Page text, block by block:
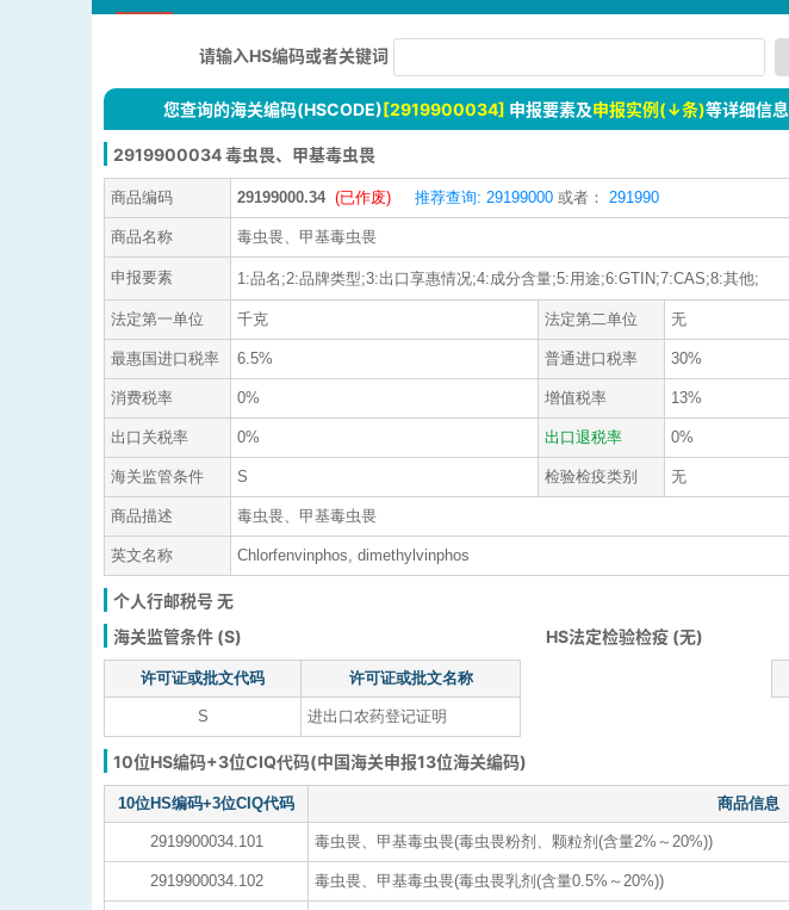
请输入HS编码或者关键词
您查询的海关编码(HSCODE)[2919900034] 申报要素及申报实例(↓条)等详细信息
2919900034 毒虫畏、甲基毒虫畏
商品编码 29199000.34 (已作废) 推荐查询: 29199000 或者： 291990
商品名称 毒虫畏、甲基毒虫畏
申报要素 1:品名;2:品牌类型;3:出口享惠情况;4:成分含量;5:用途;6:GTIN;7:CAS;8:其他;
法定第一单位 千克 法定第二单位 无
最惠国进口税率 6.5% 普通进口税率 30%
消费税率 0% 增值税率 13%
出口关税率 0% 出口退税率 0%
海关监管条件 S 检验检疫类别 无
商品描述 毒虫畏、甲基毒虫畏
英文名称 Chlorfenvinphos, dimethylvinphos
个人行邮税号 无
海关监管条件 (S)
HS法定检验检疫 (无)
许可证或批文代码 许可证或批文名称
S 进出口农药登记证明
10位HS编码+3位CIQ代码(中国海关申报13位海关编码)
10位HS编码+3位CIQ代码 商品信息
2919900034.101 毒虫畏、甲基毒虫畏(毒虫畏粉剂、颗粒剂(含量2%～20%))
2919900034.102 毒虫畏、甲基毒虫畏(毒虫畏乳剂(含量0.5%～20%))